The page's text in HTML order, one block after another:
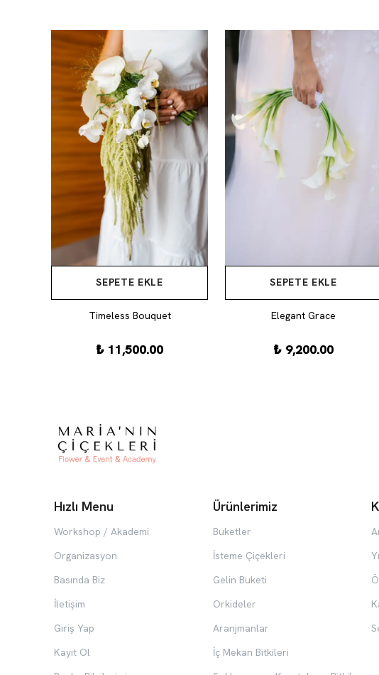
SEPETE EKLE
Timeless Bouquet
₺ 11,500.00
SEPETE EKLE
Elegant Grace
₺ 9,200.00
Hızlı Menu
Workshop / Akademi
Organizasyon
Basında Biz
İletişim
Giriş Yap
Kayıt Ol
Ürünlerimiz
Buketler
İsteme Çiçekleri
Gelin Buketi
Orkideler
Aranjmanlar
İç Mekan Bitkileri